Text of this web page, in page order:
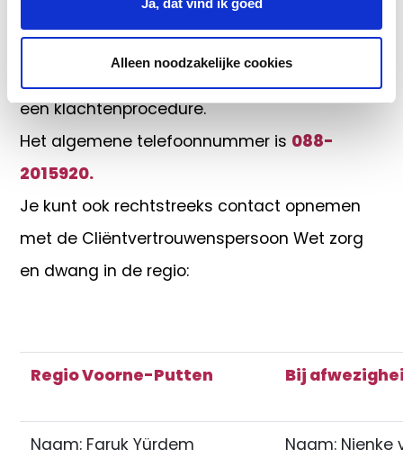
Ja, dat vind ik goed
Alleen noodzakelijke cookies
helpen bij het beschermen van hun rechten.
De Cliëntvertrouwenspersoon Wet zorg en
dwang kan ook helpen bij het doorlopen van
een klachtenprocedure.
Het algemene telefoonnummer is 088-
2015920.
Je kunt ook rechtstreeks contact opnemen
met de Cliëntvertrouwenspersoon Wet zorg
en dwang in de regio:
Regio Voorne-Putten Bij
Naam: Faruk Yürdem
Naam: Nienke